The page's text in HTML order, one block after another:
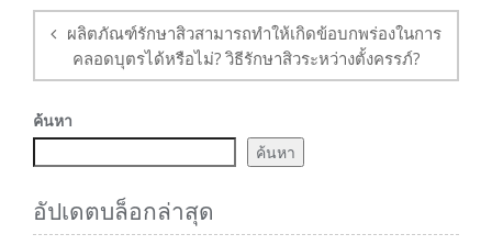
ทาง
โพสต์
ผลิตภัณฑ์รักษาสิวสามารถทำให้เกิดข้อบกพร่องในการ
คลอดบุตรได้หรือไม่? วิธีรักษาสิวระหว่างตั้งครรภ์?
ค้นหา
ค้นหา
อัปเดตบล็อกล่าสุด